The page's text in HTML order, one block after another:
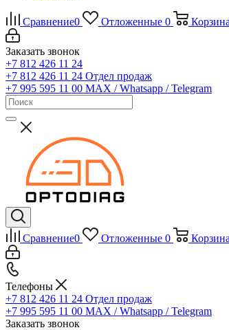
Сравнение0 Отложенные 0 Корзина
Заказать звонок
+7 812 426 11 24
+7 812 426 11 24 Отдел продаж
+7 995 595 11 00 MAX / Whatsapp / Telegram
Сравнение0 Отложенные 0 Корзина
Телефоны
+7 812 426 11 24 Отдел продаж
+7 995 595 11 00 MAX / Whatsapp / Telegram
Заказать звонок